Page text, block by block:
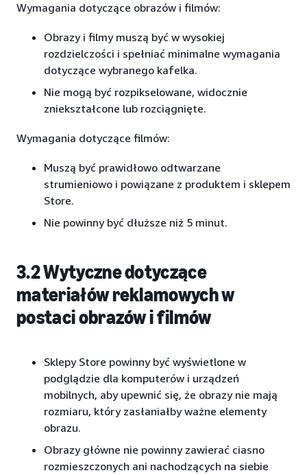
Wymagania dotyczące obrazów i filmów:
Obrazy i filmy muszą być w wysokiej
rozdzielczości i spełniać minimalne wymagania
dotyczące wybranego kafelka.
Nie mogą być rozpikselowane, widocznie
zniekształcone lub rozciągnięte.
Wymagania dotyczące filmów:
Muszą być prawidłowo odtwarzane
strumieniowo i powiązane z produktem i sklepem
Store.
Nie powinny być dłuższe niż 5 minut.
3.2 Wytyczne dotyczące
materiałów reklamowych w
postaci obrazów i filmów
Sklepy Store powinny być wyświetlone w
podglądzie dla komputerów i urządzeń
mobilnych, aby upewnić się, że obrazy nie mają
rozmiaru, który zasłaniałby ważne elementy
obrazu.
Obrazy główne nie powinny zawierać ciasno
rozmieszczonych ani nachodzących na siebie